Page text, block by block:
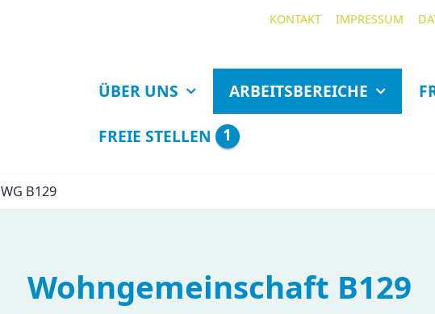
KONTAKT IMPRESSUM
ÜBER UNS ARBEITSBEREICHE
FREIE STELLEN 1
WG B129
Wohngemeinschaft B129